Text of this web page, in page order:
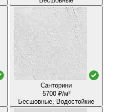
Санторини
5700 ₽/м²
Бесшовные, Водостойкие